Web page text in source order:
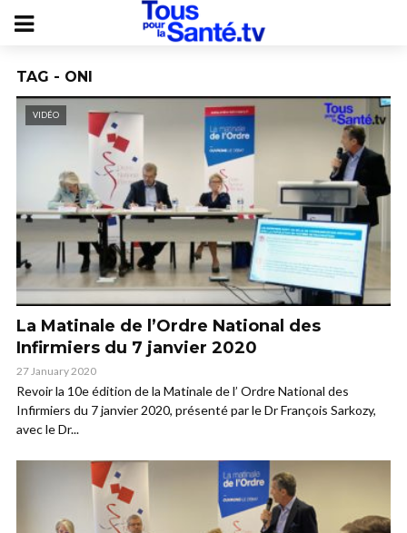
TAG - ONI
VIDÉO
La Matinale de l’Ordre National des
Infirmiers du 7 janvier 2020
27 January 2020
Revoir la 10e édition de la Matinale de l’ Ordre National des
Infirmiers du 7 janvier 2020, présenté par le Dr François Sarkozy,
avec le Dr...